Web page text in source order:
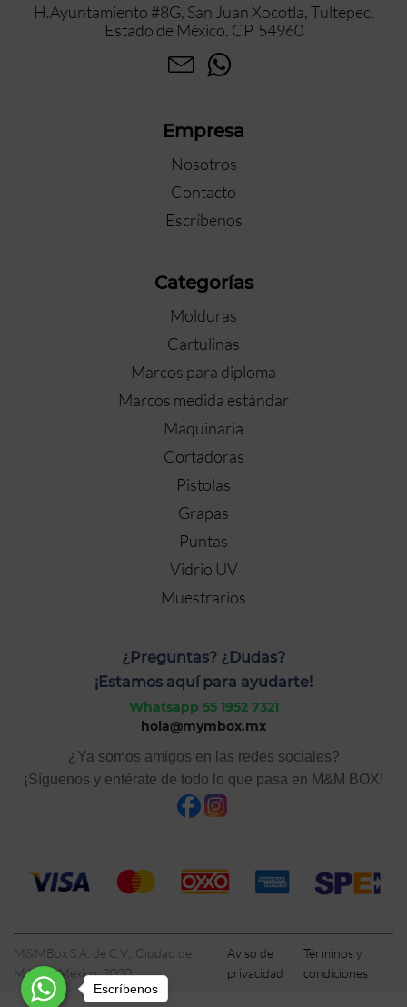
H.Ayuntamiento #8G, San Juan Xocotla, Tultepec,
Estado de México. CP. 54960
Empresa
Nosotros
Contacto
Escríbenos
Categorías
Molduras
Cartulinas
Marcos para diploma
Marcos medida estándar
Maquinaria
Cortadoras
Pistolas
Grapas
Puntas
Vidrio UV
Muestrarios
¿Preguntas? ¿Dudas?
¡Estamos aquí para ayudarte!
Whatsapp 55 1952 7321
hola@mymbox.mx
¿Ya somos amigos en las redes sociales?
¡Síguenos y entérate de todo lo que pasa en M&M BOX!
M&MBox S.A. de C.V., Ciudad de
México, México, 2020
Aviso de
privacidad
Términos y
condiciones
Escríbenos